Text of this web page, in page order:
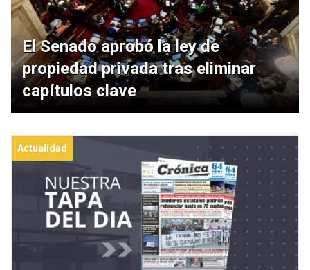
El Senado aprobó la ley de
propiedad privada tras eliminar
capítulos clave
Actualidad